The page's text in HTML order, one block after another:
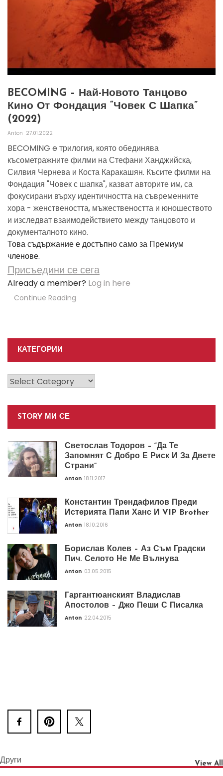
BECOMING – Най-Новото Танцово
Кино От Фондация “Човек С Шапка”
(2022)
Anton 27.01.2022
BECOMING e трилогия, която обединява
късометражните филми на Стефани Ханджийска,
Силвия Чернева и Коста Каракашян. Късите филми на
Фондация "Човек с шапка", казват авторите им, са
фокусирани върху идентичността на съвременните
хора - женствеността, мъжествеността и юношеството
и изследват взаимодействието между танцовото и
документалното кино.
Това съдържание е достъпно само за Премиум
членове.
Присъедини се сега
Already a member? Log in here
Continue Reading
КАТЕГОРИИ
Категории
STORY МИ СЕ
Светослав Тодоров – “Да Те
Запомнят С Добро Е Риск И За Двете
Страни”
Anton 18.11.2017
Константин Трендафилов Преди
Истерията Папи Ханс И VIP Brother
Anton 18.10.2016
Борислав Колев – Аз Съм Градски
Пич. Селото Не Ме Вълнува
Anton 03.05.2015
Гаргантюанският Владислав
Апостолов – Джо Пеши С Писалка
Anton 22.04.2015
Други View All